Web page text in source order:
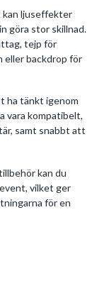
kan ljuseffekter
göra stor skillnad.
tejp för
eller backdrop för
ha tänkt igenom
vara kompatibelt,
samt snabbt att
kan du
vilket ger
för en